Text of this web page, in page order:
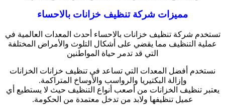
مميزات شركة تنظيف خزانات بالاحساء
تستخدم شركة تنظيف خزانات بالاحساء أحدث المعدات العالمية في
عملية التنظيف مما يقضي على أشكال التلوث والأمراض المختلفة
التي قد تدمر حياة المواطنين
نستخدم أفضل المعدات التي تساعد في تنظيف خزانات الخزانات
وإزالة البكتيريا والرواسب والأوساخ المتراكمة.
يعتبر تنظيف الخزانات من أصعب أنواع التنظيف حيث لا يستطيع أي
عميل تنظيفها ولابد من تدخل معتمدة من الحكومة.